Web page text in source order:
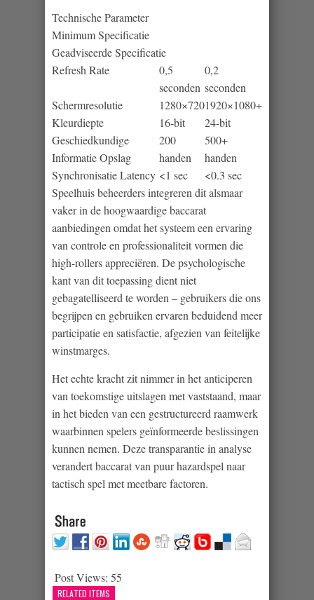
Technische Parameter
Minimum Specificatie
Geadviseerde Specificatie
Refresh Rate
0,5
seconden
0,2
seconden
Schermresolutie
1280×7201920×1080+
Kleurdiepte
16-bit
24-bit
Geschiedkundige
Informatie Opslag
200
handen
500+
handen
Synchronisatie Latency <1 sec
<0.3 sec
Speelhuis beheerders integreren dit alsmaar
vaker in de hoogwaardige baccarat
aanbiedingen omdat het systeem een ervaring
van controle en professionaliteit vormen die
high-rollers appreciëren. De psychologische
kant van dit toepassing dient niet
gebagatelliseerd te worden – gebruikers die ons
begrijpen en gebruiken ervaren beduidend meer
participatie en satisfactie, afgezien van feitelijke
winstmarges.
Het echte kracht zit nimmer in het anticiperen
van toekomstige uitslagen met vaststaand, maar
in het bieden van een gestructureerd raamwerk
waarbinnen spelers geïnformeerde beslissingen
kunnen nemen. Deze transparantie in analyse
verandert baccarat van puur hazardspel naar
tactisch spel met meetbare factoren.
Post Views: 55
RELATED ITEMS